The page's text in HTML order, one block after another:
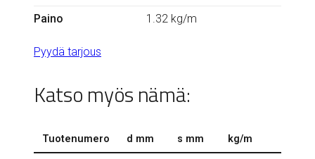
Paino
1.32 kg/m
Pyydä tarjous
Katso myös nämä:
Tuotenumero d mm s mm kg/m